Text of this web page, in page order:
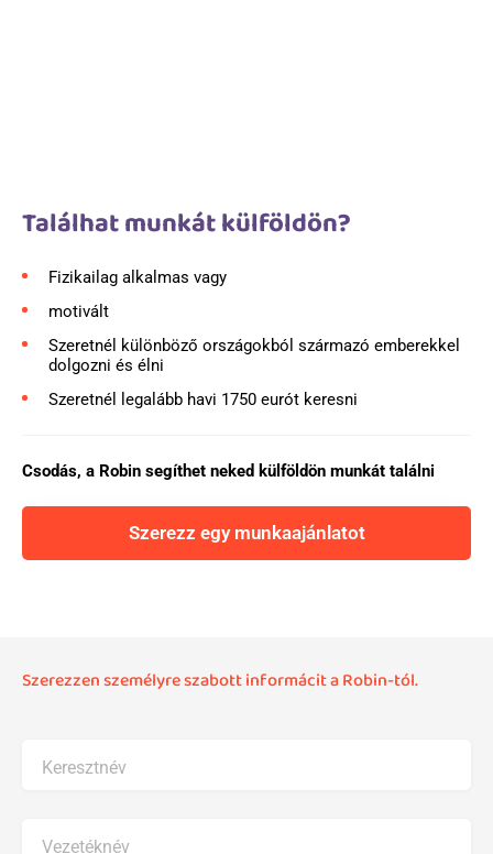
Találhat munkát külföldön?
Fizikailag alkalmas vagy
motivált
Szeretnél különböző országokból származó emberekkel
dolgozni és élni
Szeretnél legalább havi 1750 eurót keresni
Csodás, a Robin segíthet neked külföldön munkát találni
Szerezz egy munkaajánlatot
Szerezzen személyre szabott informácit a Robin-tól.
Keresztnév
Vezetéknév